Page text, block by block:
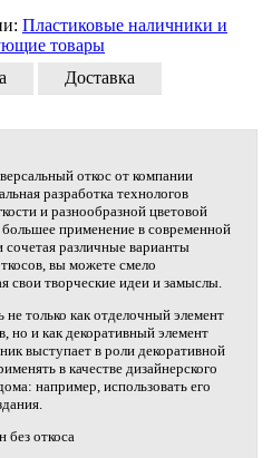
Пластиковые наличники и
товары
Доставка
откос от компании
разработка технологов
и разнообразной цветовой
применение в современной
различные варианты
вы можете смело
свои творческие идеи и замыслы.
только как отделочный элемент
но и как декоративный элемент
выступает в роли декоративной
в качестве дизайнерского
например, использовать его
откоса